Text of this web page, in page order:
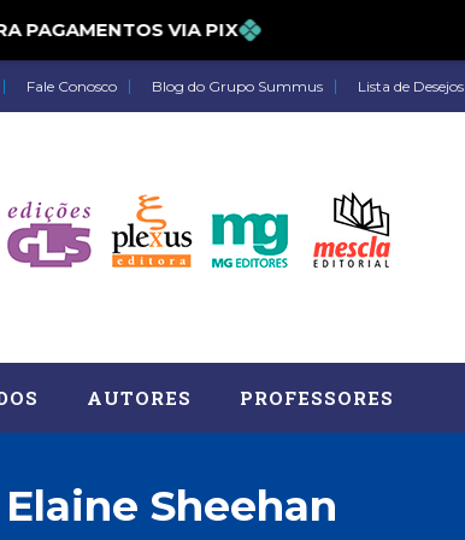
VIA PIX
Fale Conosco Blog do Grupo Summus Lista de Desejos
AUTORES PROFESSORES
Elaine Sheehan